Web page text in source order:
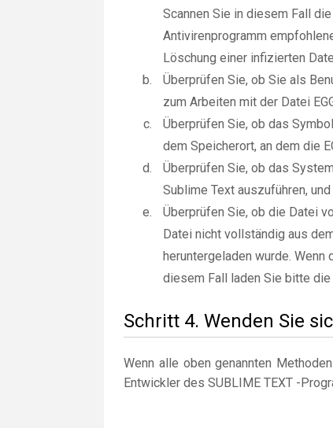
Scannen Sie in diesem Fall
Antivirenprogramm
Löschung einer infizierten
Überprüfen Sie, ob Sie als
zum Arbeiten mit der Datei
Überprüfen Sie, ob das
dem Speicherort, an dem die
Überprüfen Sie, ob das
Sublime Text auszuführen, und
Überprüfen Sie, ob die Datei
Datei nicht vollständig aus
heruntergeladen wurde.
diesem Fall laden Sie bitte die
Schritt 4. Wenden Sie
Wenn alle oben genannten
Entwickler des SUBLIME TEXT -